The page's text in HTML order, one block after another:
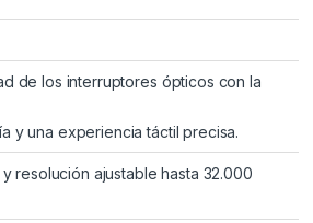
de los interruptores ópticos con la
y una experiencia táctil precisa.
resolución ajustable hasta 32.000